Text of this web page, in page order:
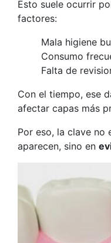
Esto suele ocurrir
factores:
Mala higiene
Consumo
Falta de
Con el tiempo, ese
afectar capas más
Por eso, la clave no
aparecen, sino en